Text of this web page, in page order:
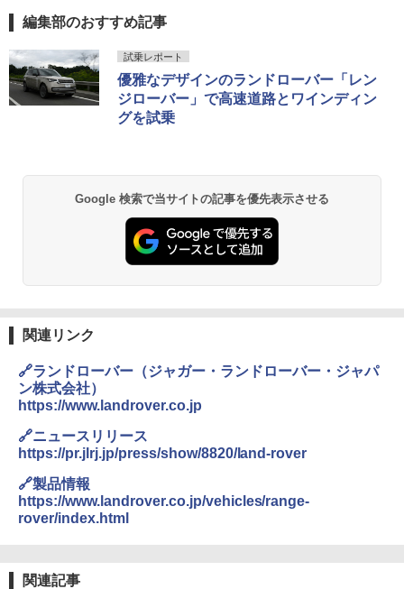
編集部のおすすめ記事
試乗レポート
優雅なデザインのランドローバー「レン
ジローバー」で高速道路とワインディン
グを試乗
Google 検索で当サイトの記事を優先表示させる
関連リンク
🔗ランドローバー（ジャガー・ランドローバー・ジャパ
ン株式会社）
https://www.landrover.co.jp
🔗ニュースリリース
https://pr.jlrj.jp/press/show/8820/land-rover
🔗製品情報
https://www.landrover.co.jp/vehicles/range-
rover/index.html
関連記事